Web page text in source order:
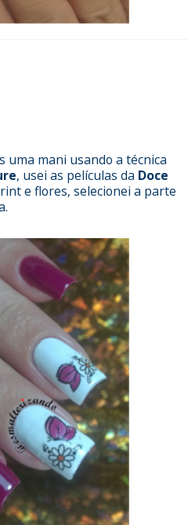
uma mani usando a técnica
, usei as películas da Doce
e flores, selecionei a parte